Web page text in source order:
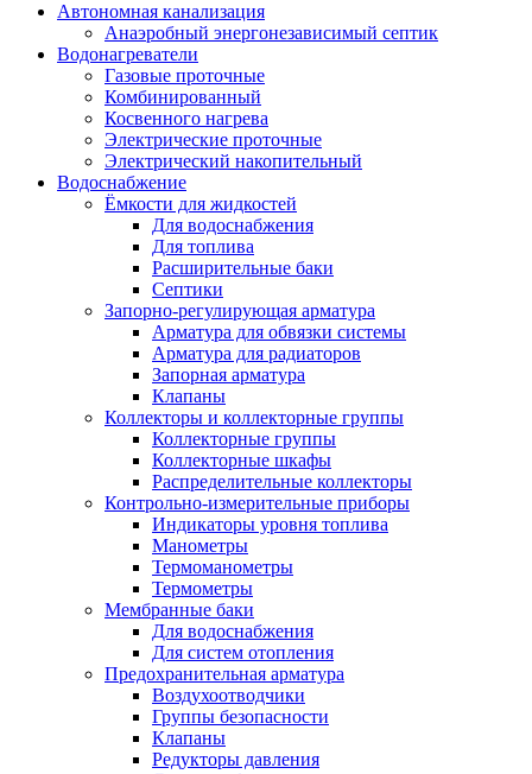
Автономная канализация
Анаэробный энергонезависимый септик
Водонагреватели
Газовые проточные
Комбинированный
Косвенного нагрева
Электрические проточные
Электрический накопительный
Водоснабжение
Ёмкости для жидкостей
Для водоснабжения
Для топлива
Расширительные баки
Септики
Запорно-регулирующая арматура
Арматура для обвязки системы
Арматура для радиаторов
Запорная арматура
Клапаны
Коллекторы и коллекторные группы
Коллекторные группы
Коллекторные шкафы
Распределительные коллекторы
Контрольно-измерительные приборы
Индикаторы уровня топлива
Манометры
Термоманометры
Термометры
Мембранные баки
Для водоснабжения
Для систем отопления
Предохранительная арматура
Воздухоотводчики
Группы безопасности
Клапаны
Редукторы давления